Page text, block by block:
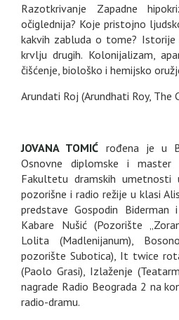
Razotkrivanje Zapadne
očiglednija? Koje pristojno
kakvih zabluda o tome?
krvlju drugih. Kolonijalizam,
čišćenje, biološko i hemijsko
Arundati Roj (Arundhati Roy, The
JOVANA TOMIĆ rođena je u
Osnovne diplomske i
Fakultetu dramskih umetnosti
pozorišne i radio režije u klasi
predstave Gospodin Biderman
Kabare Nušić (Pozorište
Lolita (Madlenijanum),
pozorište Subotica), It twice
(Paolo Grasi), Izlaženje
nagrade Radio Beograda 2 na
radio-dramu.